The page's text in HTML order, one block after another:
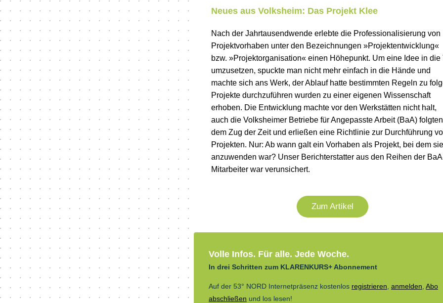
Neues aus Volksheim: Das Projekt Klee
Nach der Jahrtausendwende erlebte die Professionalisierung von
Projektvorhaben unter den Bezeichnungen »Projektentwicklung«
bzw. »Projektorganisation« einen Höhepunkt. Um eine Idee in die
umzusetzen, spuckte man nicht mehr einfach in die Hände und
machte sich ans Werk, der Ablauf hatte bestimmten Regeln zu
Projekte durchzuführen wurden zu einer eigenen Wissenschaft
erhoben. Die Entwicklung machte vor den Werkstätten nicht halt,
auch die Volksheimer Betriebe für Angepasste Arbeit (BaA) folgten
dem Zug der Zeit und erließen eine Richtlinie zur Durchführung
Projekten. Nur: Ab wann galt ein Vorhaben als Projekt, bei dem sie
anzuwenden war? Unser Berichterstatter aus den Reihen der
Mitarbeiter war verunsichert.
Zum Artikel
Volle Infos. Für alle. Jede Woche.
In drei Schritten zum KLARENKURS+ Abonnement
Auf der 53° NORD Internetpräsenz kostenlos registrieren anmelden Abo
abschließen und los lesen!